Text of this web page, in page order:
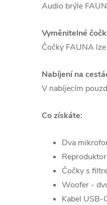
Audio brýle
Vyměnitelné
Čočky FAUNA
Nabíjení na
V nabíjecím
Co získáte:
Dva
Čočky s
Woofer -
Kabel USB-